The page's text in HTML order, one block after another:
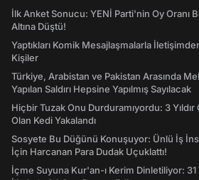
İlk Anket Sonucu: YENİ Parti'nin Oy Oranı
Altına Düştü!
Yaptıkları Komik Mesajlaşmalarla
Kişiler
Türkiye, Arabistan ve Pakistan Arasında
Yapılan Saldırı Hepsine Yapılmış Sayılacak
Hiçbir Tuzak Onu Durduramıyordu: 3
Olan Kedi Yakalandı
Sosyete Bu Düğünü Konuşuyor: Ünlü İş
İçin Harcanan Para Dudak Uçuklattı!
İçme Suyuna Kur'an-ı Kerim Dinletiliyor: 31